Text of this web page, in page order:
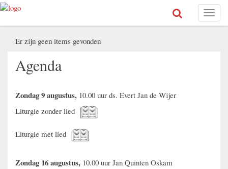
Er zijn geen items gevonden
Agenda
Zondag 9 augustus, 10.00 uur ds. Evert Jan de Wijer
Liturgie zonder lied
Liturgie met lied
Zondag 16 augustus, 10.00 uur Jan Quinten Oskam